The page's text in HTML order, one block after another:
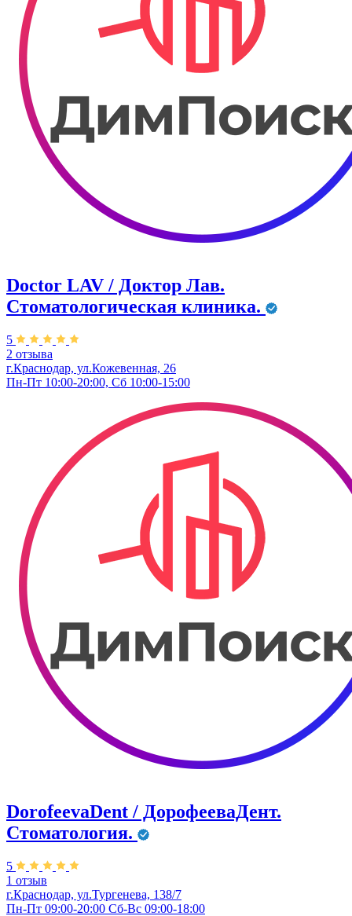
Doctor LAV / Доктор Лав.
Стоматологическая клиника.
5
2 отзыва
г.Краснодар, ул.Кожевенная, 26
Пн-Пт 10:00-20:00, Сб 10:00-15:00
DorofeevaDent / ДорофееваДент.
Стоматология.
5
1 отзыв
г.Краснодар, ул.Тургенева, 138/7
Пн-Пт 09:00-20:00 Сб-Вс 09:00-18:00